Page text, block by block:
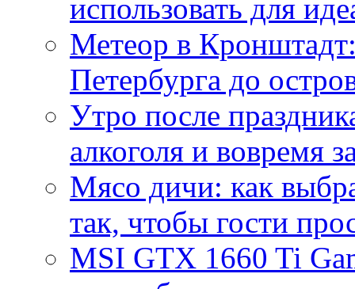
использовать для
Метеор в
Петербурга до
Утро после
алкоголя и вовремя
Мясо дичи: как
так, чтобы гости
MSI GTX 1660 Ti